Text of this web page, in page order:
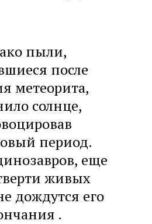
пыли,
после
метеорита,
солнце,
период.
еще
живых
дождутся его
.